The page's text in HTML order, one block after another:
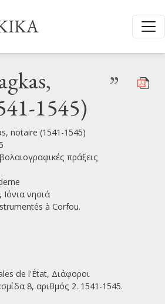
περιεχόμενο
1545)
”
notaire (1541-1545)
πράξεις
Ιόνια νησιά
à Corfou.
de l'État, Διάφοροι
8, αριθμός 2. 1541-1545.